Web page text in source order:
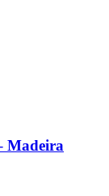
Madeira